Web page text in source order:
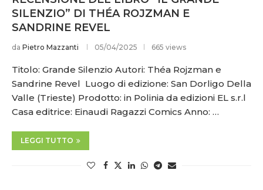
SILENZIO” DI THÉA ROJZMAN E
SANDRINE REVEL
da Pietro Mazzanti 05/04/2025 665 views
Titolo: Grande Silenzio Autori: Théa Rojzman e
Sandrine Revel Luogo di edizione: San Dorligo Della
Valle (Trieste) Prodotto: in Polinia da edizioni EL s.r.l
Casa editrice: Einaudi Ragazzi Comics Anno: …
LEGGI TUTTO